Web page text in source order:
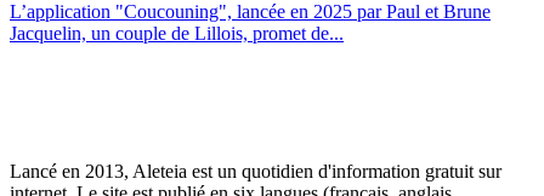
L’application "Coucouning", lancée en 2025 par Paul et Brune
Jacquelin, un couple de Lillois, promet de...
Lancé en 2013, Aleteia est un quotidien d'information gratuit sur